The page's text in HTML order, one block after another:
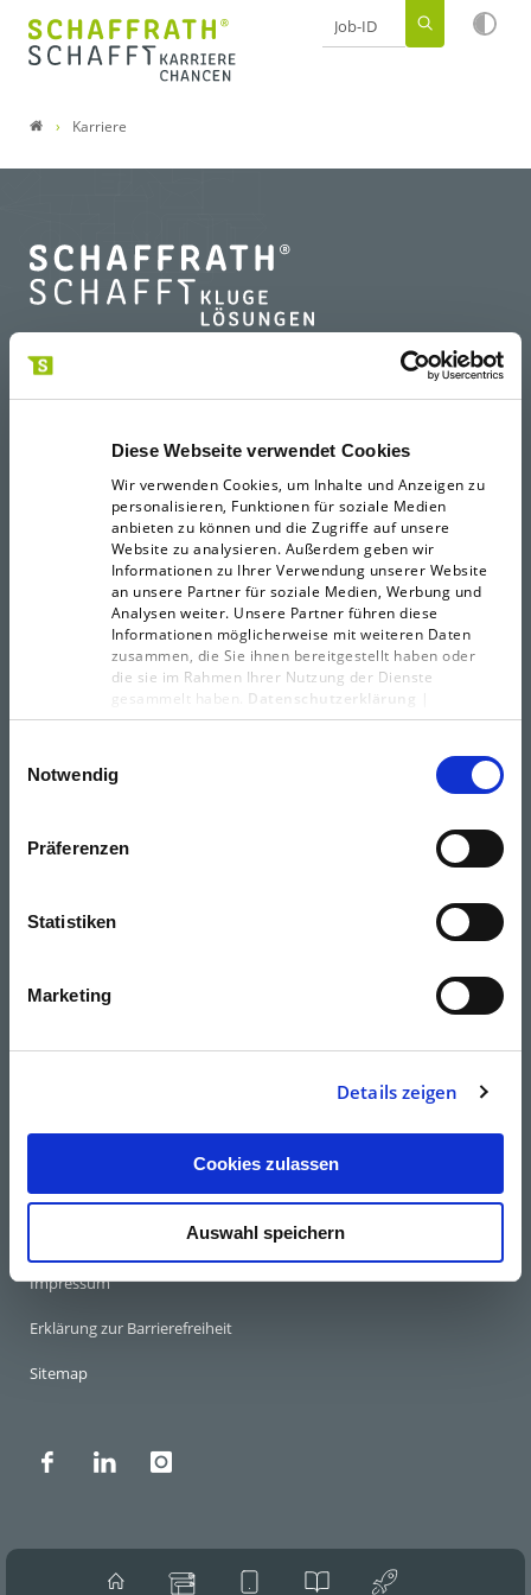
Diese Webseite verwendet Cookies
Wir verwenden Cookies, um Inhalte und Anzeigen zu
personalisieren, Funktionen für soziale Medien
anbieten zu können und die Zugriffe auf unsere
Website zu analysieren. Außerdem geben wir
Informationen zu Ihrer Verwendung unserer Website
an unsere Partner für soziale Medien, Werbung und
Analysen weiter. Unsere Partner führen diese
Informationen möglicherweise mit weiteren Daten
zusammen, die Sie ihnen bereitgestellt haben oder
die sie im Rahmen Ihrer Nutzung der Dienste
gesammelt haben. Datenschutzerklärung
Impressum
Notwendig
Präferenzen
Statistiken
Marketing
Details zeigen
Cookies zulassen
Auswahl speichern
Job-ID Suche
Karriere
L.N. Schaffrath GmbH & Co. KG
Standort Geldern
Marktweg 42-50
0 28 31.396-0
60486 Frankfurt am Main
info(at)schaffrath.de
Datenschutz
Impressum
Erklärung zur Barrierefreiheit
Sitemap